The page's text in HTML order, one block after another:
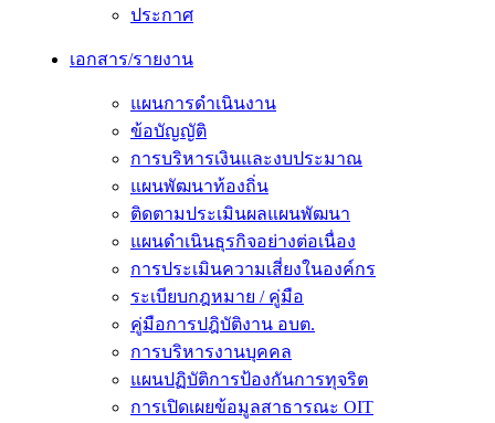
ประกาศ
เอกสาร/รายงาน
แผนการดำเนินงาน
ข้อบัญญัติ
การบริหารเงินและงบประมาณ
แผนพัฒนาท้องถิ่น
ติดตามประเมินผลแผนพัฒนา
แผนดำเนินธุรกิจอย่างต่อเนื่อง
การประเมินความเสี่ยงในองค์กร
ระเบียบกฎหมาย / คู่มือ
คู่มือการปฎิบัติงาน อบต.
การบริหารงานบุคคล
แผนปฏิบัติการป้องกันการทุจริต
การเปิดเผยข้อมูลสาธารณะ OIT